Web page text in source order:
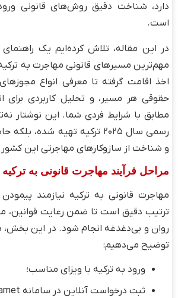
دارد، شناخت دقیق روش‌های قانونی
است.
در این مقاله، تلاش کرده‌ایم یک
مهم‌ترین مسیرهای قانونی مهاجرت به ترکیه
اخذ اقامت گرفته تا معرفی انواع
حقوقی هر مسیر، و تحلیل کاربردی برای
مطابق با شرایط فردی شما. این نوشتار
رسمی سال ۲۰۲۵ ترکیه تهیه شده،
و شناخت از سازوکارهای مهاجرتی این
مراحل فرآیند مهاجرت قانونی به ترکیه
مهاجرت قانونی به ترکیه نیازمند
ترتیب دقیق است تا ضمن رعایت قوانین،
روان و بی‌دغدغه انجام شود. در این بخش،
توضیح می‌دهیم:
ورود به ترکیه با ویزای مناسب؛
ثبت درخواست آنلاین در سامانه e‑ikamet؛